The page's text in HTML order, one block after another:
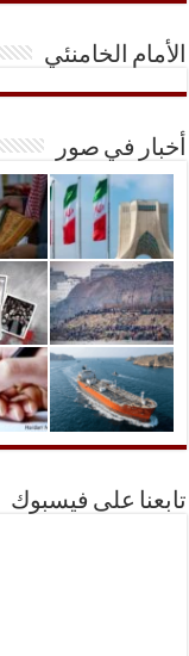
الأمام الخامنئي
أخبار في صور
تابعنا على فيسبوك